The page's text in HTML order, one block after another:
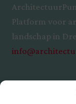
Platform voor
landschap in